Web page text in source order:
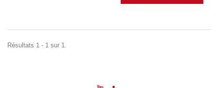
Résultats 1 - 1 sur 1.